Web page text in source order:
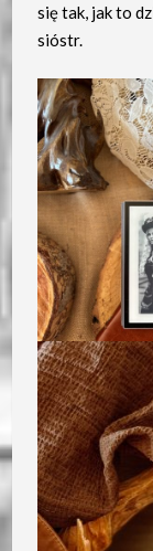
się tak, jak to
sióstr.